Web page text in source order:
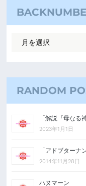
RANDOM
「解説『母なる
2023年1月1日
「アドブターナ
2014年11月28日
ハヌマーン